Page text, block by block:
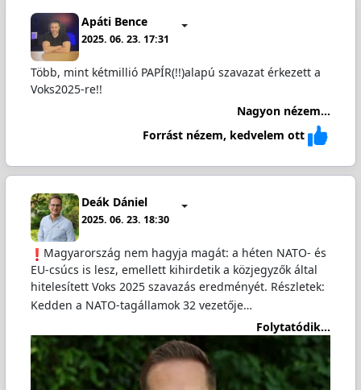
Apáti Bence
2025. 06. 23. 17:31
Több, mint kétmillió PAPÍR(!!)alapú szavazat érkezett a
Voks2025-re!!
Nagyon nézem...
Forrást nézem, kedvelem ott
Deák Dániel
2025. 06. 23. 18:30
Magyarország nem hagyja magát: a héten NATO- és
EU-csúcs is lesz, emellett kihirdetik a közjegyzők által
hitelesített Voks 2025 szavazás eredményét. Részletek:
Kedden a NATO-tagállamok 32 vezetője…
Folytatódik...